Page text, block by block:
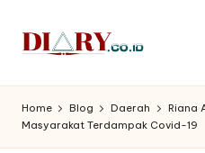
Skip
D
i
a
Indonesia
Home Blog Daerah
Riana
Masyarakat Terdampak Covid-19